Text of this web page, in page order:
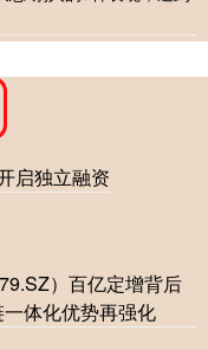
启独立融资
）百亿定增背后
一体化优势再强化